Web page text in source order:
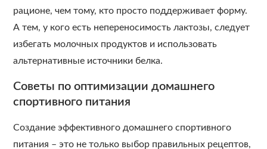
рационе, чем тому, кто просто поддерживает форму.
А тем, у кого есть непереносимость лактозы, следует
избегать молочных продуктов и использовать
альтернативные источники белка.
Советы по оптимизации домашнего
спортивного питания
Создание эффективного домашнего спортивного
питания – это не только выбор правильных рецептов,